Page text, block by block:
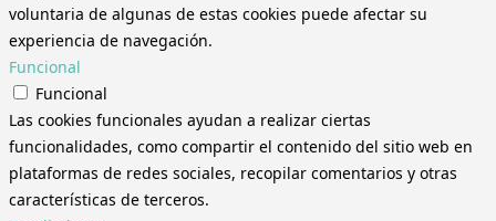
voluntaria de algunas de estas cookies puede afectar su
experiencia de navegación.
Funcional
Funcional
Las cookies funcionales ayudan a realizar ciertas
funcionalidades, como compartir el contenido del sitio web en
plataformas de redes sociales, recopilar comentarios y otras
características de terceros.